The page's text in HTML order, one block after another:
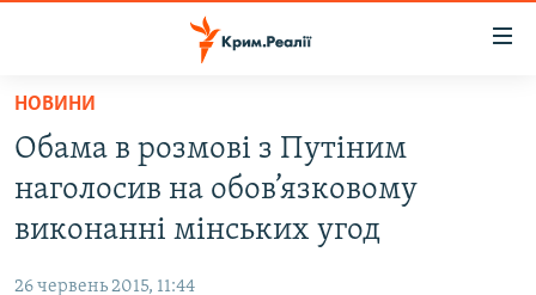
Перейти
основного
матеріалу
до
основної
НОВИНИ
ВІДЕО ТА ФОТО
НОВИНИ
Обама в розмові з Путіним
наголосив на обов’язковому
виконанні мінських угод
26 червень 2015, 11:44